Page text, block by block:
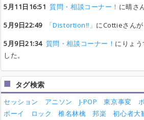
5月11日16:51 質問・相談コーナー！ に晴さ
5月9日22:49
「Distortion!!」 にCottieさんが
5月9日21:34 質問・相談コーナー！ にりょ
した。
タグ検索
セッション アニソン J-POP 東京事変
ボーイ
ロック 椎名林檎 邦楽 初心者大